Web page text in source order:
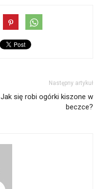
Następny artykuł
Jak się robi ogórki kiszone w
beczce?